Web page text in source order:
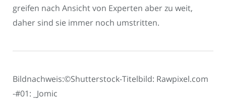
greifen nach Ansicht von Experten aber zu weit,
daher sind sie immer noch umstritten.
Bildnachweis:©Shutterstock-Titelbild: Rawpixel.com
-#01: _Jomic